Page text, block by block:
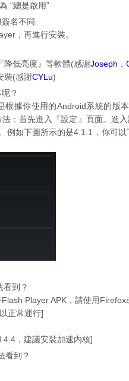
“總是啟用”
名不同
，再進行安裝。
降低亮度』等軟體(感謝Joseph ，
裝(感謝CYLu)
？
根據你使用的Android系統的版
：首先進入『設定』頁面。進
例如下圖所示的是4.1.1，你可以
看到？
Player APK，請使用Firefox
正常運行]
4.4，建議安裝加速内核]
看到？